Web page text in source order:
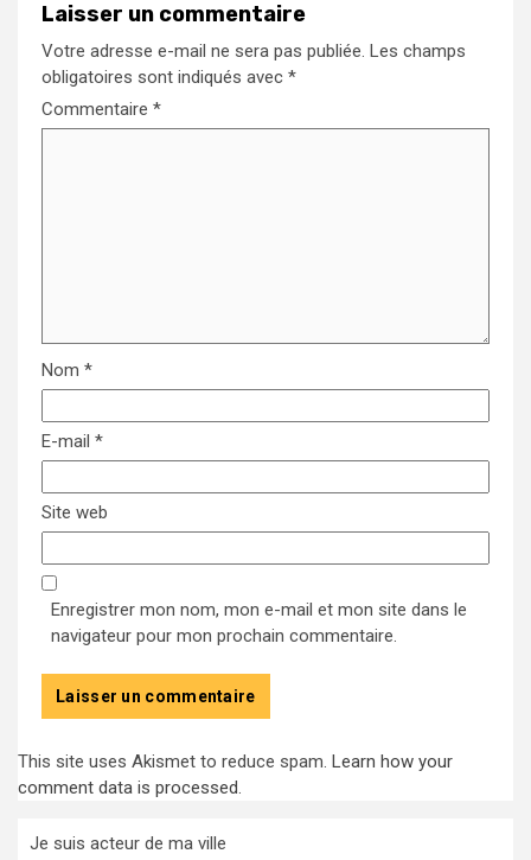
Laisser un commentaire
Votre adresse e-mail ne sera pas publiée. Les champs
obligatoires sont indiqués avec *
Commentaire *
Nom *
E-mail *
Site web
Enregistrer mon nom, mon e-mail et mon site dans le
navigateur pour mon prochain commentaire.
This site uses Akismet to reduce spam. Learn how your
comment data is processed.
Je suis acteur de ma ville